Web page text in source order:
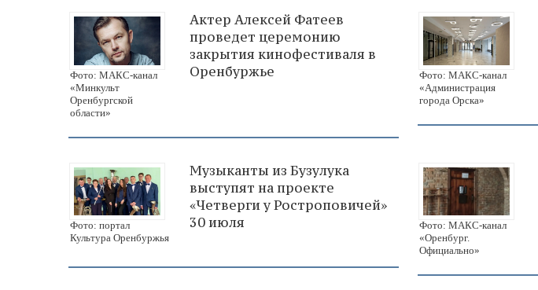
Фото: МАКС-канал
«Минкульт
Оренбургской
области»
Актер Алексей Фатеев
проведет церемонию
закрытия кинофестиваля в
Оренбуржье
Фото: МАКС-канал
«Администрация
города Орска»
Фото: портал
Культура Оренбуржья
Музыканты из Бузулука
выступят на проекте
«Четверги у Ростроповичей»
30 июля
Фото: МАКС-канал
«Оренбург.
Официально»